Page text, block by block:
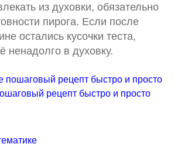
из духовки, обязательно
пирога. Если после
остались кусочки теста,
ненадолго в духовку.
пошаговый рецепт быстро и просто
рецепт быстро и просто